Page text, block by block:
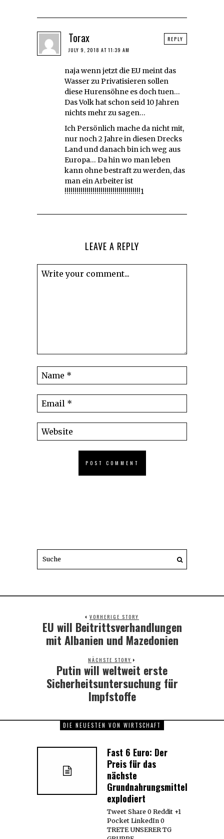
Torax
JULY 9, 2018 AT 11:39 AM
naja wenn jetzt die EU meint das
Wasser zu Privatisieren sollen
diese Hurensöhne es doch tuen…
Das Volk hat schon seid 10 Jahren
nichts mehr zu sagen…
Ich Persönlich mache da nicht mit,
nur noch 2 Jahre in diesen Drecks
Land und danach bin ich weg aus
Europa… Da hin wo man leben
kann ohne bestraft zu werden, das
man ein Arbeiter ist
!!!!!!!!!!!!!!!!!!!!!!!!!!!!!!!!!!!!!!1
REPLY
LEAVE A REPLY
VORHERIGE STORY
Previous
post:
EU will Beitrittsverhandlungen
mit Albanien und Mazedonien
NÄCHSTE STORY
Next
Putin will weltweit erste
Sicherheitsuntersuchung für
Impfstoffe
DIE NEUESTEN VON WIRTSCHAFT
Fast 6 Euro: Der
Preis für das
nächste
Grundnahrungsmittel
explodiert
Tweet Share 0 Reddit +1
Pocket LinkedIn 0
TRETE UNSERER TG